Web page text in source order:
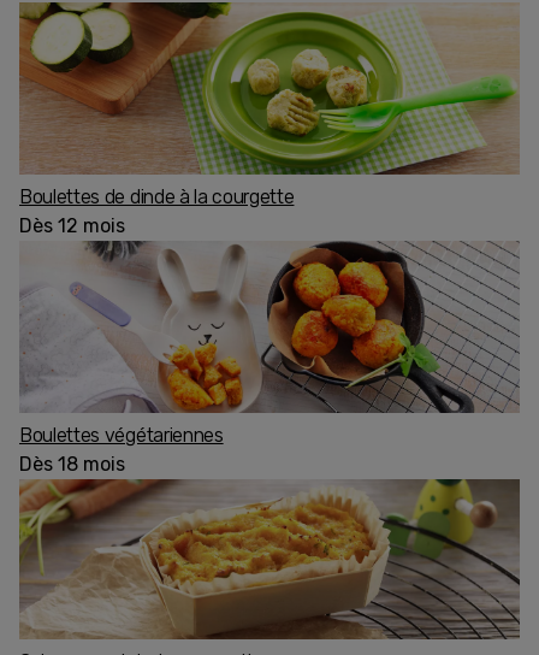
Boulettes de dinde à la courgette
Dès 12 mois
Boulettes végétariennes
Dès 18 mois